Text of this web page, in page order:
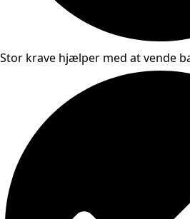
Stor krave hjælper med at vende